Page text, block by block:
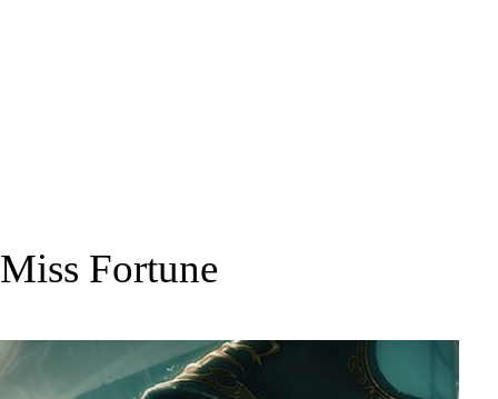
Miss Fortune